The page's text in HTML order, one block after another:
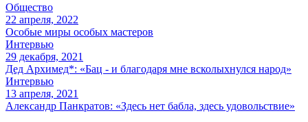
Общество
22 апреля, 2022
Особые миры особых мастеров
Интервью
29 декабря, 2021
Дед Архимед*: «Бац - и благодаря мне всколыхнулся народ»
Интервью
13 апреля, 2021
Александр Панкратов: «Здесь нет бабла, здесь удовольствие»